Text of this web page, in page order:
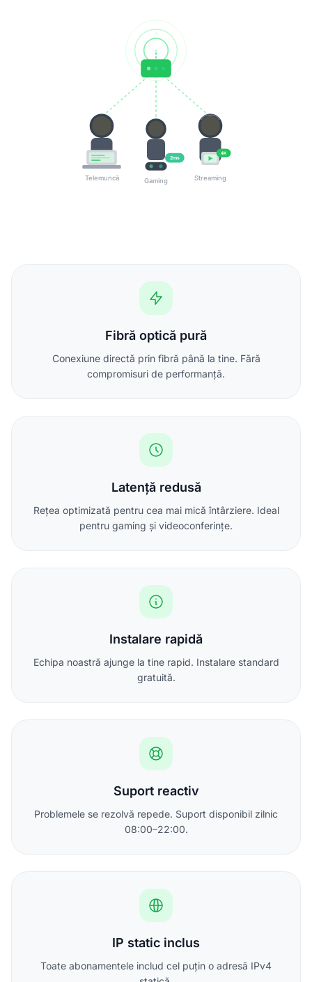
Telemuncă
2ms
Gaming
4K
Streaming
Fibră optică pură
Conexiune directă prin fibră până la tine. Fără
compromisuri de performanță.
Latență redusă
Rețea optimizată pentru cea mai mică întârziere. Ideal
pentru gaming și videoconferințe.
Instalare rapidă
Echipa noastră ajunge la tine rapid. Instalare standard
gratuită.
Suport reactiv
Problemele se rezolvă repede. Suport disponibil zilnic
08:00–22:00.
IP static inclus
Toate abonamentele includ cel puțin o adresă IPv4